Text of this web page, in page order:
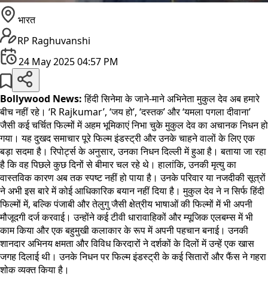
भारत
RP Raghuvanshi
24 May 2025 04:57 PM
Bollywood News:हिंदी सिनेमा के जाने-माने अभिनेता मुकुल देव अब हमारे
बीच नहीं रहे। ‘R Rajkumar’, ‘जय हो’, ‘दस्तक’ और ‘यमला पगला दीवाना’
जैसी कई चर्चित फिल्मों में अहम भूमिकाएं निभा चुके मुकुल देव का अचानक निधन हो
गया। यह दुखद समाचार पूरे फिल्म इंडस्ट्री और उनके चाहने वालों के लिए एक
बड़ा सदमा है। रिपोर्ट्स के अनुसार, उनका निधन दिल्ली में हुआ है। बताया जा रहा
है कि वह पिछले कुछ दिनों से बीमार चल रहे थे। हालांकि, उनकी मृत्यु का
वास्तविक कारण अब तक स्पष्ट नहीं हो पाया है। उनके परिवार या नजदीकी सूत्रों
ने अभी इस बारे में कोई आधिकारिक बयान नहीं दिया है। मुकुल देव ने न सिर्फ हिंदी
फिल्मों में, बल्कि पंजाबी और तेलुगु जैसी क्षेत्रीय भाषाओं की फिल्मों में भी अपनी
मौजूदगी दर्ज करवाई। उन्होंने कई टीवी धारावाहिकों और म्यूजिक एलबम्स में भी
काम किया और एक बहुमुखी कलाकार के रूप में अपनी पहचान बनाई। उनकी
शानदार अभिनय क्षमता और विविध किरदारों ने दर्शकों के दिलों में उन्हें एक खास
जगह दिलाई थी। उनके निधन पर फिल्म इंडस्ट्री के कई सितारों और फैंस ने गहरा
शोक व्यक्त किया है।